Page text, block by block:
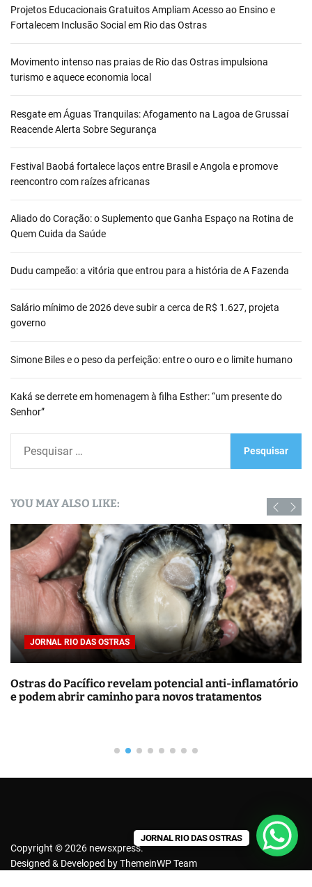
Projetos Educacionais Gratuitos Ampliam Acesso ao Ensino e
Fortalecem Inclusão Social em Rio das Ostras
Movimento intenso nas praias de Rio das Ostras impulsiona
turismo e aquece economia local
Resgate em Águas Tranquilas: Afogamento na Lagoa de Grussaí
Reacende Alerta Sobre Segurança
Festival Baobá fortalece laços entre Brasil e Angola e promove
reencontro com raízes africanas
Aliado do Coração: o Suplemento que Ganha Espaço na Rotina de
Quem Cuida da Saúde
Dudu campeão: a vitória que entrou para a história de A Fazenda
Salário mínimo de 2026 deve subir a cerca de R$ 1.627, projeta
governo
Simone Biles e o peso da perfeição: entre o ouro e o limite humano
Kaká se derrete em homenagem à filha Esther: “um presente do
Senhor”
u
i
s
a
r
r
:
YOU MAY ALSO LIKE:
JORNAL RIO DAS OSTRAS
Ostras do Pacífico revelam potencial anti-inflamatório
e podem abrir caminho para novos tratamentos
Copyright © 2026 newsxpress.
Designed & Developed byThemeinWP Team
JORNAL RIO DAS OSTRAS